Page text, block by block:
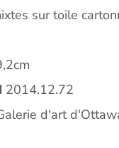
sur toile
2014.12.72
d'art